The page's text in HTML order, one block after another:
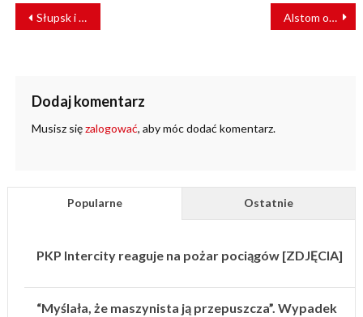
NAWIGACJA
WPISU
Słupsk i okolice zyskują nowoczesną infrastrukturę kolejową Alstom organizuje zlot pociągów na 200-lecie kolei
Dodaj komentarz
Musisz sięzalogować, aby móc dodać komentarz.
Popularne Ostatnie
PKP Intercity reaguje na pożar pociągów [ZDJĘCIA]
“Myślała, że maszynista ją przepuszcza”. Wypadek